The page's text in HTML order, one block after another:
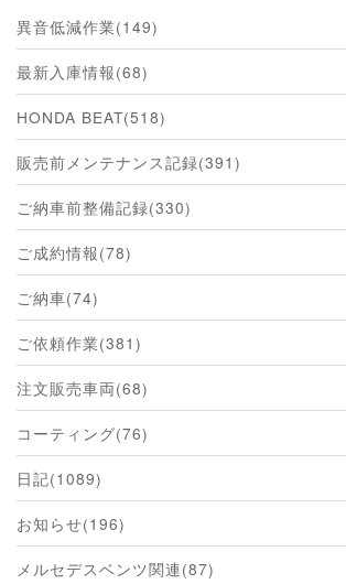
異音低減作業(149)
最新入庫情報(68)
HONDA BEAT(518)
販売前メンテナンス記録(391)
ご納車前整備記録(330)
ご成約情報(78)
ご納車(74)
ご依頼作業(381)
注文販売車両(68)
コーティング(76)
日記(1089)
お知らせ(196)
メルセデスベンツ関連(87)